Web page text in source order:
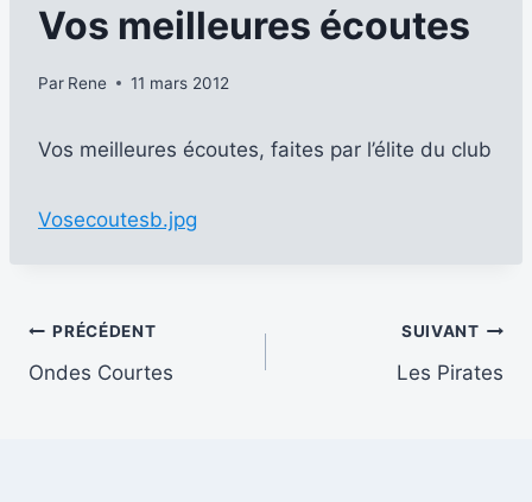
Vos meilleures écoutes
Par Rene 11 mars 2012
Vos meilleures écoutes, faites par l’élite du club
Vosecoutesb.jpg
Navigation
de
PRÉCÉDENT
Ondes Courtes
SUIVANT
Les Pirates